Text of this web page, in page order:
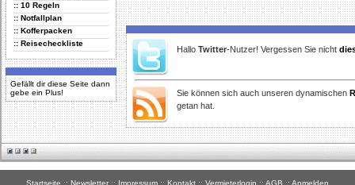
:: 10 Regeln
:: Notfallplan
:: Kofferpacken
:: Reisecheckliste
Gefällt dir diese Seite dann
gebe ein Plus!
Hallo Twitter-Nutzer! Vergessen Sie nicht
Sie können sich auch unseren dynamischen
getan hat.
Startseite :: Newsletter :: Impressum :: Kontakt :: Vermieterlogin :: AGB :: Anmelden